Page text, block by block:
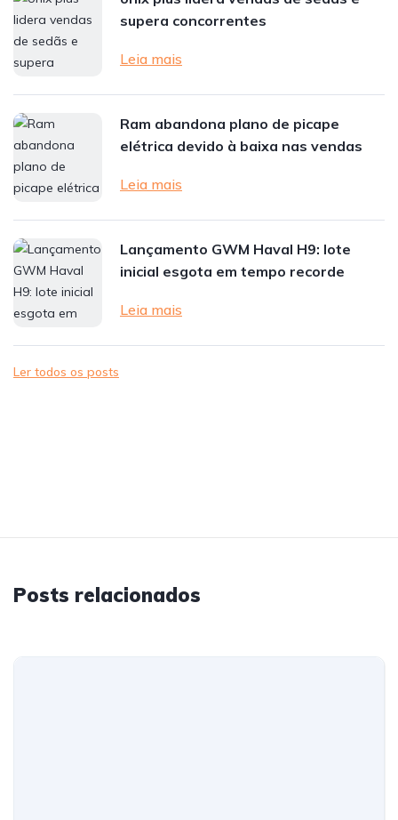
supera concorrentes
Leia mais
Ram abandona plano de picape
elétrica devido à baixa nas vendas
Leia mais
Lançamento GWM Haval H9: lote
inicial esgota em tempo recorde
Leia mais
Ler todos os posts
Posts relacionados